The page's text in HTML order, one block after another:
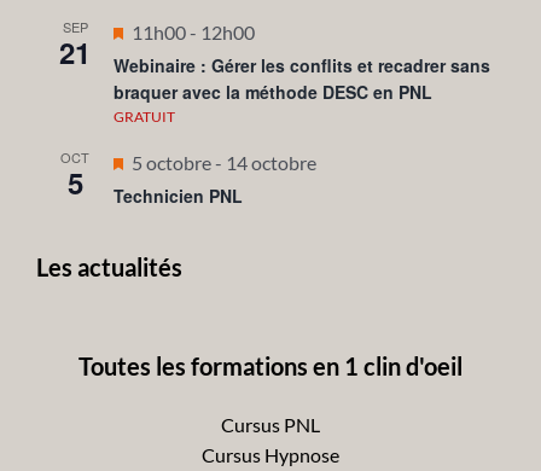
SEP
21
Mis
en
avant
11h00- 12h00
Webinaire : Gérer les conflits et recadrer sans
braquer avec la méthode DESC en PNL
GRATUIT
OCT
5
Mis
en
5 octobre- 14 octobre
Technicien PNL
Les actualités
Toutes les formations en 1 clin d'oeil
Cursus PNL
Cursus Hypnose